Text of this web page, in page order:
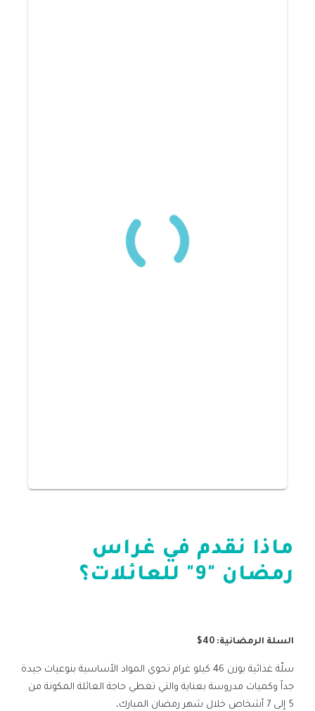
ماذا نقدم في غراس
رمضان "9" للعائلات؟
السلة الرمضانية: 40$
سلّة غذائية بوزن 46 كيلو غرام تحوي المواد الأساسية بنوعيات جيدة
جداً وكميات مدروسة بعناية والتي تغطي حاجة العائلة المكونة من
5 إلى 7 أشخاص خلال شهر رمضان المبارك،